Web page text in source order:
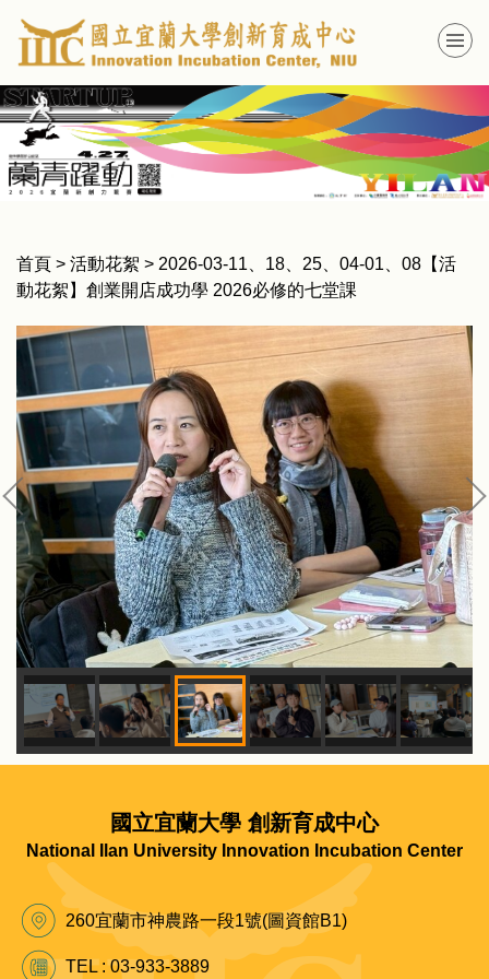
跳
到
主
要
內
容
區
首頁 > 活動花絮 > 2026-03-11、18、25、04-01、08【活
動花絮】創業開店成功學 2026必修的七堂課
國立宜蘭大學 創新育成中心
National Ilan University Innovation Incubation Center
260宜蘭市神農路一段1號(圖資館B1)
TEL : 03-933-3889